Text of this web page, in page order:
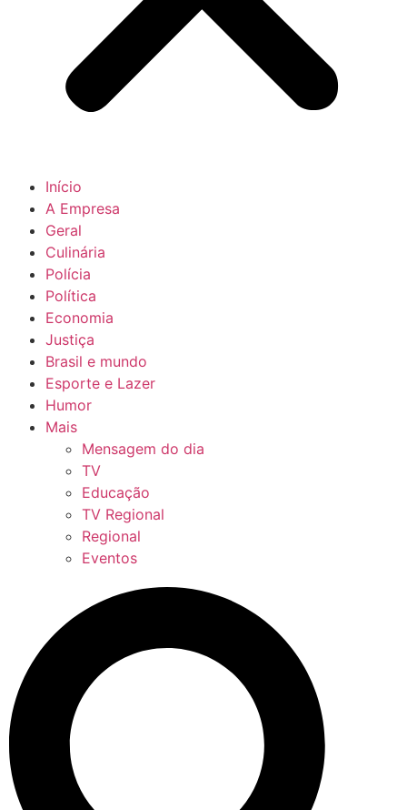
Início
A Empresa
Geral
Culinária
Polícia
Política
Economia
Justiça
Brasil e mundo
Esporte e Lazer
Humor
Mais
Mensagem do dia
TV
Educação
TV Regional
Regional
Eventos